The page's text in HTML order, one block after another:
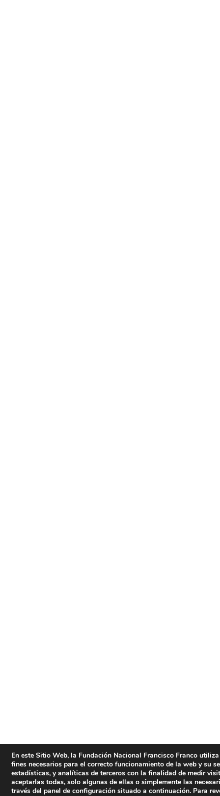
En este Sitio Web, la Fundación Nacional Francisco Franco
fines necesarios para el correcto funcionamiento de la web y su
estadísticas, y analíticas de terceros con la finalidad de medir
aceptarlas todas, solo algunas de ellas o simplemente las
través del panel de configuración situado a continuación. Para